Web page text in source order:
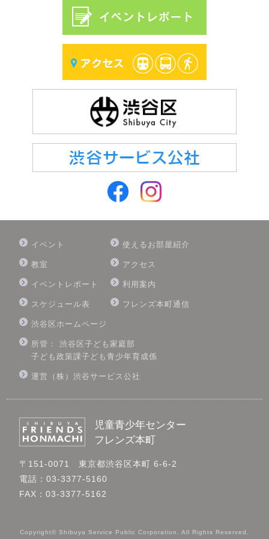
イベント
教室
イベントレポート
スケジュール表
使えるお部屋紹介
アクセス
利用案内
フレンズ本町通信
渋谷区ホームページ
所管： 渋谷区子ども家庭部
子ども政策課子ども青少年育成係
運営（株）渋谷サービス公社
児童青少年センター
フレンズ本町
〒151-0071 東京都渋谷区本町 6-6-2
電話：03-3377-5160
FAX：03-3377-5162
Copyright© Shibuya Service Public Corporation. All Rights Reserved.